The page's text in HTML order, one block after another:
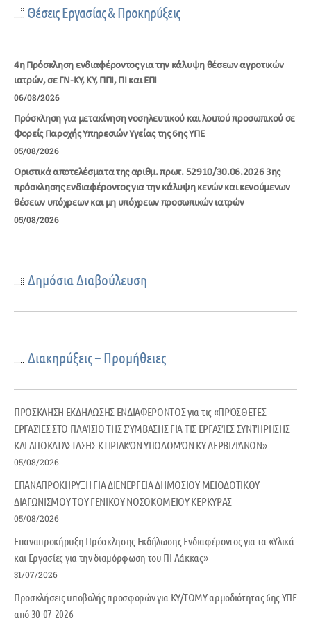
Θέσεις Εργασίας & Προκηρύξεις
4η Πρόσκληση ενδιαφέροντος για την κάλυψη θέσεων αγροτικών
ιατρών, σε ΓΝ-ΚΥ, ΚΥ, ΠΠΙ, ΠΙ και ΕΠΙ
06/08/2026
Πρόσκληση για μετακίνηση νοσηλευτικού και λοιπού προσωπικού σε
Φορείς Παροχής Υπηρεσιών Υγείας της 6ης ΥΠΕ
05/08/2026
Οριστικά αποτελέσματα της αριθμ. πρωτ. 52910/30.06.2026 3ης
πρόσκλησης ενδιαφέροντος για την κάλυψη κενών και κενούμενων
θέσεων υπόχρεων και μη υπόχρεων προσωπικών ιατρών
05/08/2026
Δημόσια Διαβούλευση
Διακηρύξεις – Προμήθειες
ΠΡΟΣΚΛΗΣΗ ΕΚΔΗΛΩΣΗΣ ΕΝΔΙΑΦΕΡΟΝΤΟΣ για τις «ΠΡΌΣΘΕΤΕΣ
ΕΡΓΑΣΊΕΣ ΣΤΟ ΠΛΑΊΣΙΟ ΤΗΣ ΣΎΜΒΑΣΗΣ ΓΙΑ ΤΙΣ ΕΡΓΑΣΊΕΣ ΣΥΝΤΉΡΗΣΗΣ
ΚΑΙ ΑΠΟΚΑΤΆΣΤΑΣΗΣ ΚΤΙΡΙΑΚΏΝ ΥΠΟΔΟΜΏΝ ΚΥ ΔΕΡΒΙΖΙΆΝΩΝ»
05/08/2026
ΕΠΑΝΑΠΡΟΚΗΡΥΞΗ ΓΙΑ ΔΙΕΝΕΡΓΕΙΑ ΔΗΜΟΣΙΟΥ ΜΕΙΟΔΟΤΙΚΟΥ
ΔΙΑΓΩΝΙΣΜΟΥ ΤΟΥ ΓΕΝΙΚΟΥ ΝΟΣΟΚΟΜΕΙΟΥ ΚΕΡΚΥΡΑΣ
05/08/2026
Επαναπροκήρυξη Πρόσκλησης Εκδήλωσης Ενδιαφέροντος για τα «Υλικά
και Εργασίες για την διαμόρφωση του ΠΙ Λάκκας»
31/07/2026
Προσκλήσεις υποβολής προσφορών για ΚΥ/ΤΟΜΥ αρμοδιότητας 6ης ΥΠΕ
από 30-07-2026